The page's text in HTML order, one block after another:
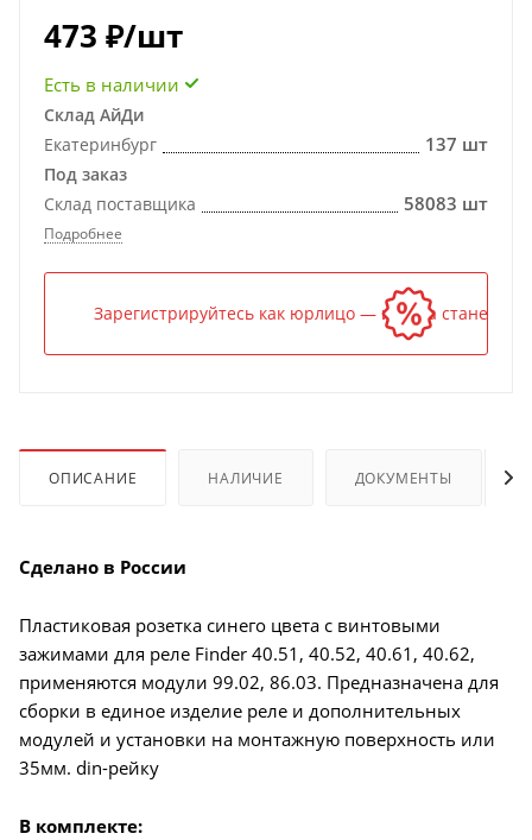
473 ₽/шт
Есть в наличии
Склад АйДи
Екатеринбург
137 шт
Под заказ
Склад поставщика
58083 шт
Подробнее
Зарегистрируйтесь как юрлицо — и цена станет
ОПИСАНИЕ НАЛИЧИЕ ДОКУМЕНТЫ
Сделано в России
Пластиковая розетка синего цвета с винтовыми
зажимами для реле Finder 40.51, 40.52, 40.61, 40.62,
применяются модули 99.02, 86.03. Предназначена для
сборки в единое изделие реле и дополнительных
модулей и установки на монтажную поверхность или
35мм. din-рейку
В комплекте: